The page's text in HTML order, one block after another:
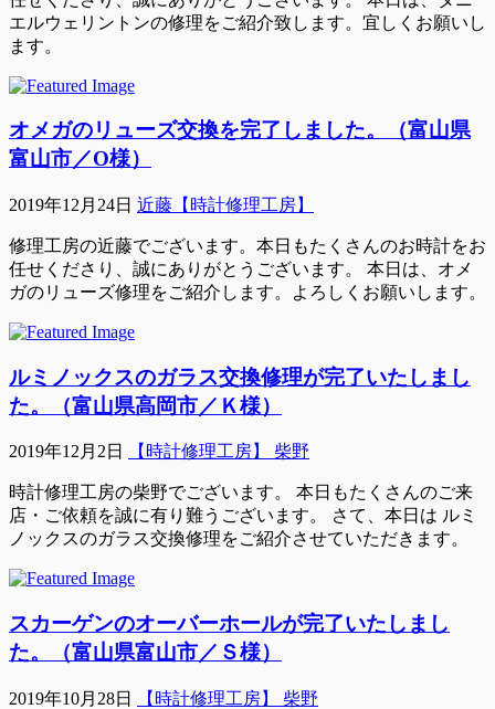
エルウェリントンの修理をご紹介致します。宜しくお願いし
ます。
オメガのリューズ交換を完了しました。（富山県
富山市／O様）
2019年12月24日 近藤【時計修理工房】
修理工房の近藤でございます。本日もたくさんのお時計をお
任せくださり、誠にありがとうございます。 本日は、オメ
ガのリューズ修理をご紹介します。よろしくお願いします。
ルミノックスのガラス交換修理が完了いたしまし
た。（富山県高岡市／Ｋ様）
2019年12月2日 【時計修理工房】 柴野
時計修理工房の柴野でございます。 本日もたくさんのご来
店・ご依頼を誠に有り難うございます。 さて、本日は ルミ
ノックスのガラス交換修理をご紹介させていただきます。
スカーゲンのオーバーホールが完了いたしまし
た。（富山県富山市／Ｓ様）
2019年10月28日 【時計修理工房】 柴野